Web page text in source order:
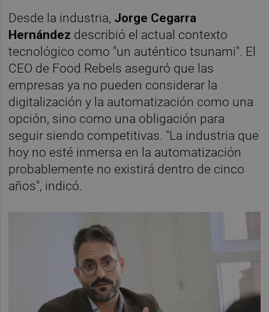
Desde la industria, Jorge Cegarra
Hernández describió el actual contexto
tecnológico como "un auténtico tsunami". El
CEO de Food Rebels aseguró que las
empresas ya no pueden considerar la
digitalización y la automatización como una
opción, sino como una obligación para
seguir siendo competitivas. "La industria que
hoy no esté inmersa en la automatización
probablemente no existirá dentro de cinco
años", indicó.